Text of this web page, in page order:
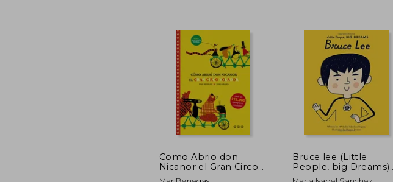
5%
dcto.
5%
dcto.
Como Abrio don
Nicanor el Gran Circo
Volador
Bruce lee (Little
People, big Dreams)
(en Inglés)